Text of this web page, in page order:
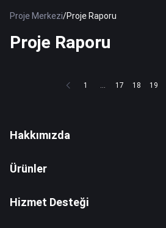
Proje Merkezi/Proje Raporu
Proje Raporu
1 ... 17 18 19
Hakkımızda
Ürünler
Hizmet Desteği